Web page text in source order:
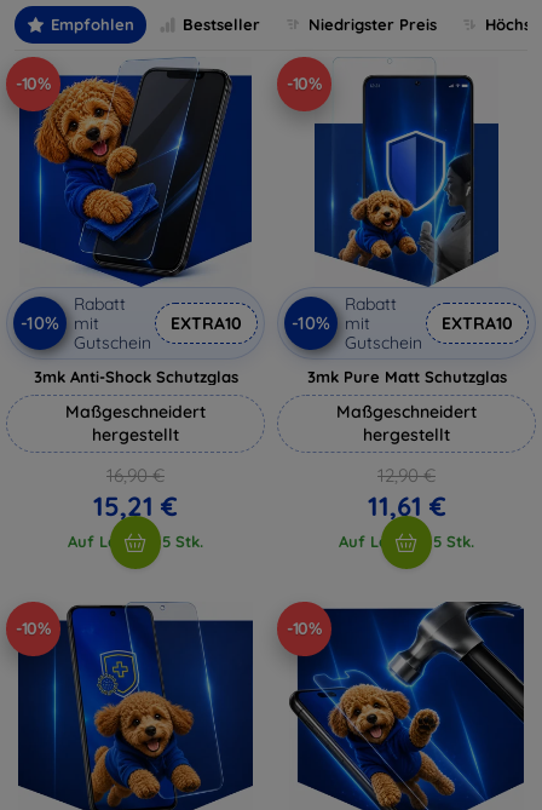
Empfohlen Bestseller Niedrigster Preis
-10%
-10%
Rabatt
mit
Gutschein
EXTRA10
3mk Anti-Shock Schutzglas
Maßgeschneidert
hergestellt
16,90 €
15,21 €
Auf Lager > 5 Stk.
-10%
-10%
Rabatt
mit
Gutschein
EXTRA10
3mk Pure Matt Schutzglas
Maßgeschneidert
hergestellt
12,90 €
11,61 €
Auf Lager > 5 Stk.
-10% -10%